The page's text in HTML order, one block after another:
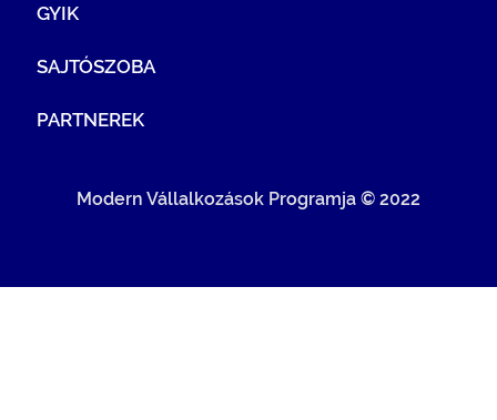
GYIK
SAJTÓSZOBA
PARTNEREK
Modern Vállalkozások Programja © 2022